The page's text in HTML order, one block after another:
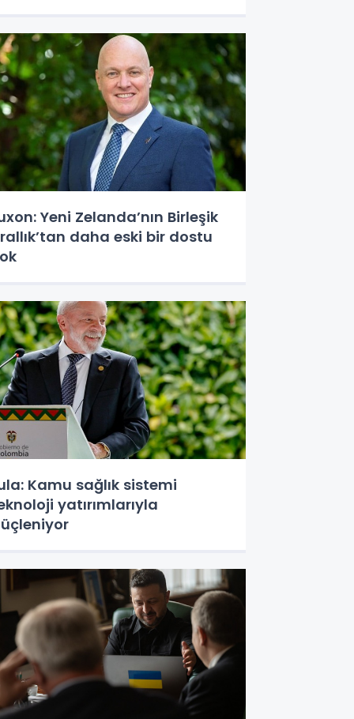
Yeni Zelanda’nın Birleşik
daha eski bir dostu
Kamu sağlık sistemi
yatırımlarıyla